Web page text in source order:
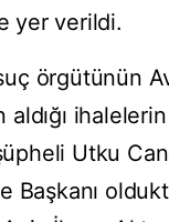
yer verildi.
örgütünün
aldığı
Utku
Başkanı